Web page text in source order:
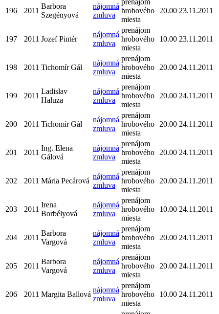
196 2011
Barbora
Szegényová
nájomná
zmluva
hrobového
miesta
20.00 23.11.2011
197 2011 Jozef Pintér
nájomná
zmluva
prenájom
hrobového
miesta
10.00 23.11.2011
198 2011 Tichomír Gál
nájomná
zmluva
prenájom
hrobového
miesta
20.00 24.11.2011
199 2011
Ladislav
Haluza
nájomná
zmluva
prenájom
hrobového
miesta
20.00 24.11.2011
200 2011 Tichomír Gál
nájomná
zmluva
prenájom
hrobového
miesta
20.00 24.11.2011
201 2011
Ing. Elena
Gálová
nájomná
zmluva
prenájom
hrobového
miesta
20.00 24.11.2011
202 2011 Mária Pecárová
nájomná
zmluva
prenájom
hrobového
miesta
20.00 24.11.2011
203 2011
Irena
Borbélyová
nájomná
zmluva
prenájom
hrobového
miesta
10.00 24.11.2011
204 2011
Barbora
Vargová
nájomná
zmluva
prenájom
hrobového
miesta
20.00 24.11.2011
205 2011
Barbora
Vargová
nájomná
zmluva
prenájom
hrobového
miesta
20.00 24.11.2011
206 2011 Margita Ballová
nájomná
zmluva
prenájom
hrobového
miesta
10.00 24.11.2011